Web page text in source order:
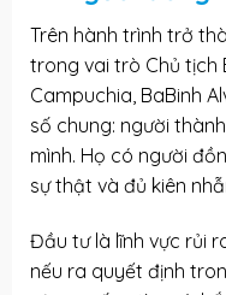
Trên hành trình trở
trong vai trò Chủ tịch
Campuchia, BaBinh
số chung: người
mình. Họ có người
sự thật và đủ kiên
Đầu tư là lĩnh vực rủi
nếu ra quyết định